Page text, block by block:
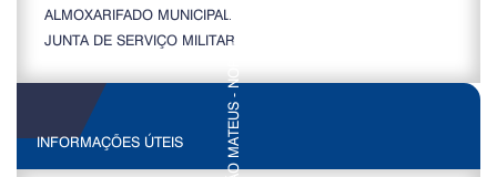
ALMOXARIFADO MUNICIPAL
JUNTA DE SERVIÇO MILITAR
INFORMAÇÕES ÚTEIS